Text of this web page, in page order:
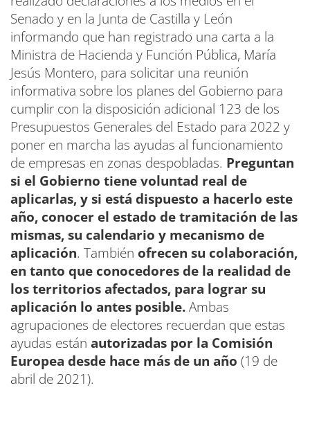
Senado y en la Junta de Castilla y León
informando que han registrado una carta a la
Ministra de Hacienda y Función Pública, María
Jesús Montero, para solicitar una reunión
informativa sobre los planes del Gobierno para
cumplir con la disposición adicional 123 de los
Presupuestos Generales del Estado para 2022 y
poner en marcha las ayudas al funcionamiento
de empresas en zonas despobladas. Preguntan
si el Gobierno tiene voluntad real de
aplicarlas, y si está dispuesto a hacerlo este
año, conocer el estado de tramitación de las
mismas, su calendario y mecanismo de
aplicación. También ofrecen su colaboración,
en tanto que conocedores de la realidad de
los territorios afectados, para lograr su
aplicación lo antes posible.Ambas
agrupaciones de electores recuerdan que estas
ayudas están autorizadas por la Comisión
Europea desde hace más de un año (19 de
abril de 2021).